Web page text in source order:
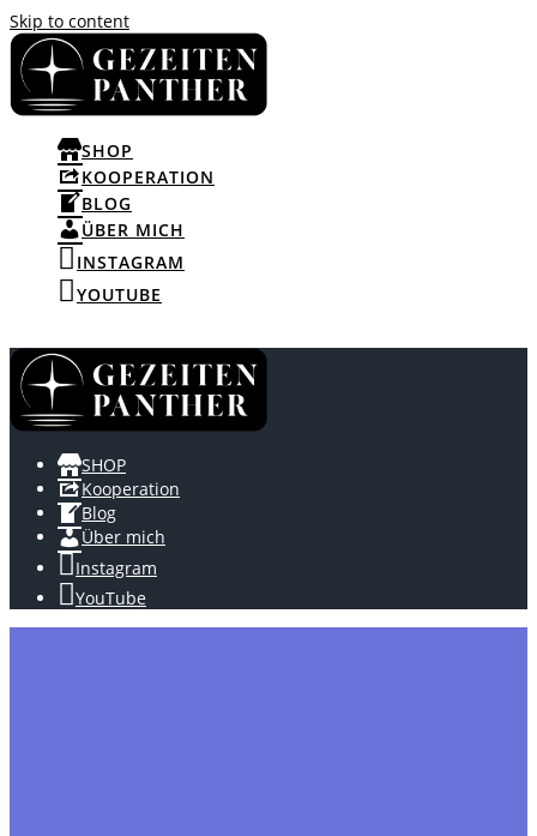
Skip to content
SHOP
KOOPERATION
BLOG
ÜBER MICH
INSTAGRAM
YOUTUBE
SHOP
Kooperation
Blog
Über mich
Instagram
YouTube